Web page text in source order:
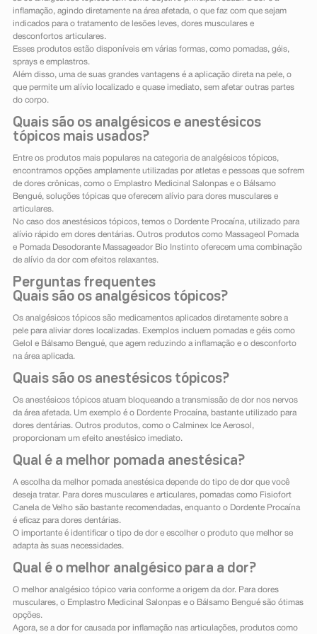
inflamação, agindo diretamente na área afetada, o que faz com que sejam
indicados para o tratamento de lesões leves, dores musculares e
desconfortos articulares.
Esses produtos estão disponíveis em várias formas, como pomadas, géis,
sprays e emplastros.
Além disso, uma de suas grandes vantagens é a aplicação direta na pele, o
que permite um alívio localizado e quase imediato, sem afetar outras partes
do corpo.
Quais são os analgésicos e anestésicos
tópicos mais usados?
Entre os produtos mais populares na categoria de analgésicos tópicos,
encontramos opções amplamente utilizadas por atletas e pessoas que sofrem
de dores crônicas, como o Emplastro Medicinal Salonpas e o Bálsamo
Bengué, soluções tópicas que oferecem alívio para dores musculares e
articulares.
No caso dos anestésicos tópicos, temos o Dordente Procaína, utilizado para
alívio rápido em dores dentárias. Outros produtos como Massageol Pomada
e Pomada Desodorante Massageador Bio Instinto oferecem uma combinação
de alívio da dor com efeitos relaxantes.
Perguntas frequentes
Quais são os analgésicos tópicos?
Os analgésicos tópicos são medicamentos aplicados diretamente sobre a
pele para aliviar dores localizadas. Exemplos incluem pomadas e géis como
Gelol e Bálsamo Bengué, que agem reduzindo a inflamação e o desconforto
na área aplicada.
Quais são os anestésicos tópicos?
Os anestésicos tópicos atuam bloqueando a transmissão de dor nos nervos
da área afetada. Um exemplo é o Dordente Procaína, bastante utilizado para
dores dentárias. Outros produtos, como o Calminex Ice Aerosol,
proporcionam um efeito anestésico imediato.
Qual é a melhor pomada anestésica?
A escolha da melhor pomada anestésica depende do tipo de dor que você
deseja tratar. Para dores musculares e articulares, pomadas como Fisiofort
Canela de Velho são bastante recomendadas, enquanto o Dordente Procaína
é eficaz para dores dentárias.
O importante é identificar o tipo de dor e escolher o produto que melhor se
adapta às suas necessidades.
Qual é o melhor analgésico para a dor?
O melhor analgésico tópico varia conforme a origem da dor. Para dores
musculares, o Emplastro Medicinal Salonpas e o Bálsamo Bengué são ótimas
opções.
Agora, se a dor for causada por inflamação nas articulações, produtos como